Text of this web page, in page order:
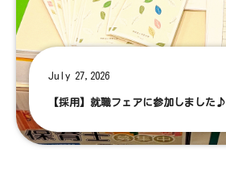
July 27,2026
【採用】就職フェアに参加しました♪